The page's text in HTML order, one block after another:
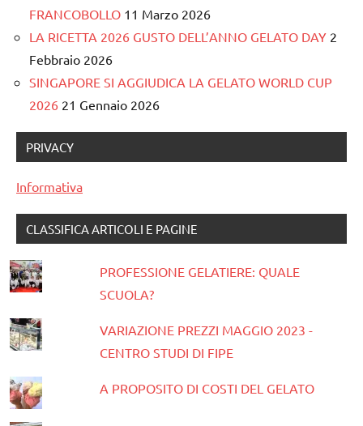
FRANCOBOLLO 11 Marzo 2026
LA RICETTA 2026 GUSTO DELL’ANNO GELATO DAY 2
Febbraio 2026
SINGAPORE SI AGGIUDICA LA GELATO WORLD CUP
2026 21 Gennaio 2026
PRIVACY
Informativa
CLASSIFICA ARTICOLI E PAGINE
PROFESSIONE GELATIERE: QUALE
SCUOLA?
VARIAZIONE PREZZI MAGGIO 2023 -
CENTRO STUDI DI FIPE
A PROPOSITO DI COSTI DEL GELATO